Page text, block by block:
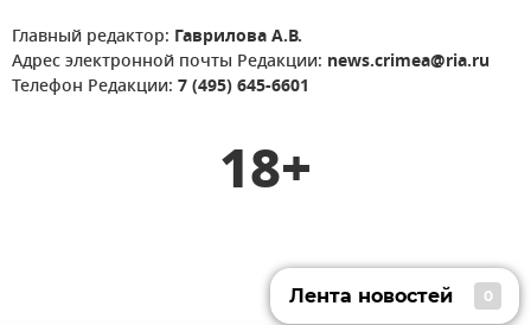
Главный редактор: Гаврилова А.В.
Адрес электронной почты Редакции: news.crimea@ria.ru
Телефон Редакции: 7 (495) 645-6601
18+
Лента новостей 0